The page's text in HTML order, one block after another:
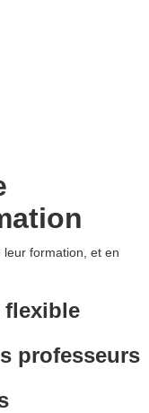
leur formation, et en
flexible
professeurs